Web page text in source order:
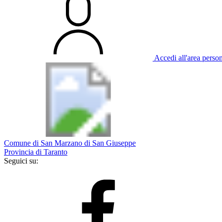
Accedi all'area
Comune di San Marzano di San Giuseppe
Provincia di Taranto
Seguici su: